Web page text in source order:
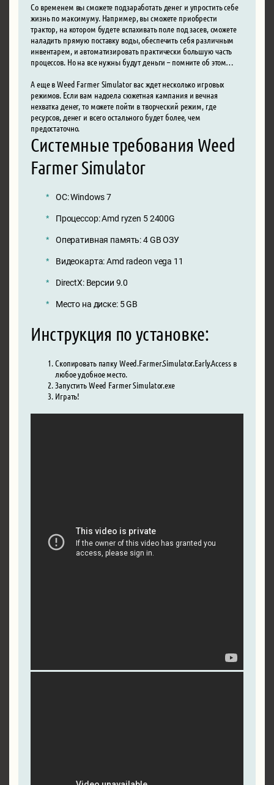
Со временем вы сможете подзаработать денег и упростить себе
жизнь по максимуму. Например, вы сможете приобрести
трактор, на котором будете вспахивать поле под засев, сможете
наладить прямую поставку воды, обеспечить себя различным
инвентарем, и автоматизировать практически большую часть
процессов. Но на все нужны будут деньги – помните об этом…
А еще в Weed Farmer Simulator вас ждет несколько игровых
режимов. Если вам надоела сюжетная кампания и вечная
нехватка денег, то можете пойти в творческий режим, где
ресурсов, денег и всего остального будет более, чем
предостаточно.
Системные требования Weed
Farmer Simulator
ОС: Windows 7
Процессор: Amd ryzen 5 2400G
Оперативная память: 4 GB ОЗУ
Видеокарта: Amd radeon vega 11
DirectX: Версии 9.0
Место на диске: 5 GB
Инструкция по установке:
Скопировать папку Weed.Farmer.Simulator.Early.Access в
любое удобное место.
Запустить Weed Farmer Simulator.exe
Играть!